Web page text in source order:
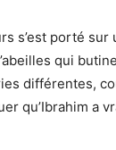
s’est porté sur
qui
différentes,
qu’Ibrahim a